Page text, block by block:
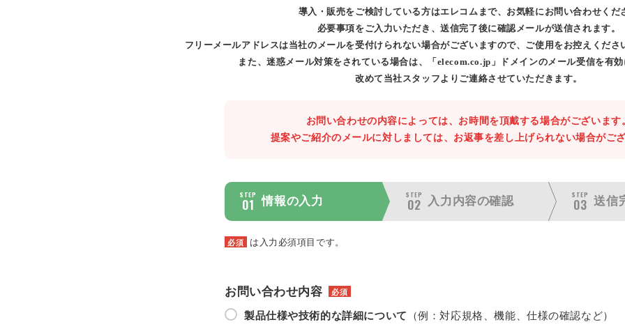
導入・販売をご検討している方はエレコムまで、お気軽にお問い合わせくだ
必要事項をご入力いただき、送信完了後に確認メールが送信されます。
フリーメールアドレスは当社のメールを受付けられない場合がございますので、ご使用をお控えくださ
また、迷惑メール対策をされている場合は、「elecom.co.jp」ドメインのメール受信を有効
改めて当社スタッフよりご連絡させていただきます。
お問い合わせの内容によっては、お時間を頂戴する場合がございます
提案やご紹介のメールに対しましては、お返事を差し上げられない場合がござ
STEP
01 情報の入力
STEP
02 入力内容の確認
STEP
03 送信
必須 は入力必須項目です。
お問い合わせ内容 必須
製品仕様や技術的な詳細について （例：対応規格、機能、仕様の確認など）